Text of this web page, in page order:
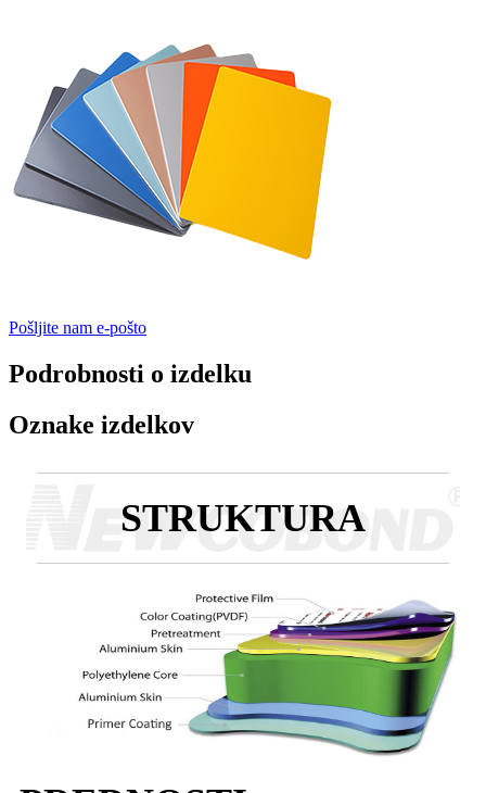
Pošljite nam e-pošto
Podrobnosti o izdelku
Oznake izdelkov
STRUKTURA